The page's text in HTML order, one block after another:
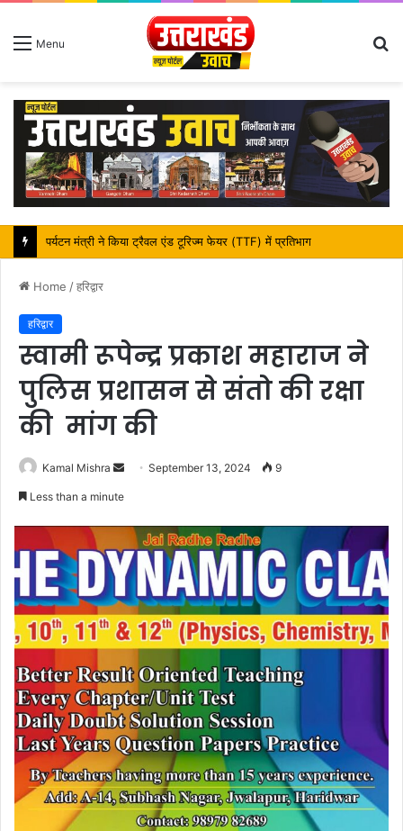
Menu
महापौर शंभू पासवान के जन्मदिवस पर क्षेत्र में विकास की सौगात
Home /हरिद्वार
हरिद्वार
स्वामी रूपेन्द्र प्रकाश महाराज ने
पुलिस प्रशासन से संतो की रक्षा
की मांग की
Kamal Mishra
SendSeptember 13, 2024 9
Less than a minute